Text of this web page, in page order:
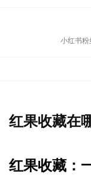
小红书
红果收藏在
红果收藏：